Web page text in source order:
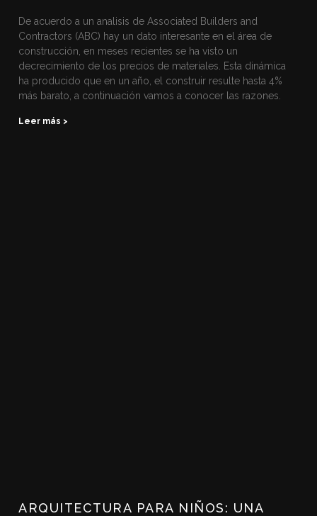
De acuerdo a un analisis de Associated Builders and
Contractors (ABC) hay un dato interesante en el área de
construcción, en meses recientes se ha visto un
decrecimiento de los precios de materiales. Esta dinámica
ha producido que en un año, el construir resulte hasta 4%
más barato, a continuación vamos a conocer las razones.
Leer más >
ARQUITECTURA PARA NIÑOS: UNA